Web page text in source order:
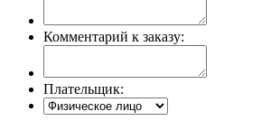
Комментарий к заказу:
Плательщик: